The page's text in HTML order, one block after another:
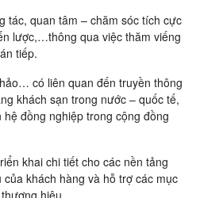
tác, quan tâm – chăm sóc tích cực
lược,…thông qua việc thăm viếng
tiếp.
có liên quan đến truyền thông
khách sạn trong nước – quốc tế,
đồng nghiệp trong cộng đồng
khai chi tiết cho các nền tảng
khách hàng và hỗ trợ các mục